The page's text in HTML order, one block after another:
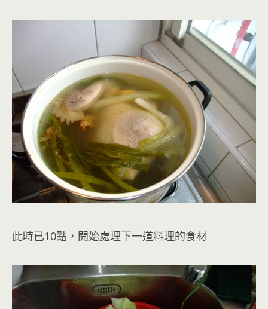
此時已10點，開始處理下一道料理的食材